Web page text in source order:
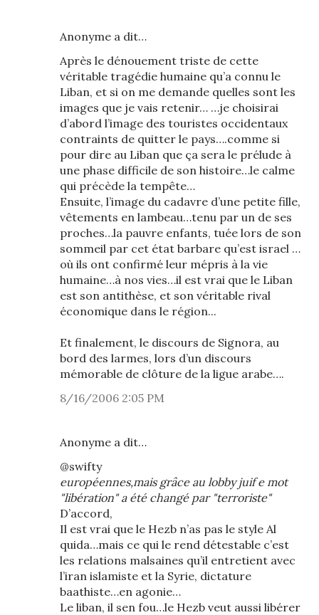
Anonyme a dit…
Après le dénouement triste de cette
véritable tragédie humaine qu’a connu le
Liban, et si on me demande quelles sont les
images que je vais retenir… …je choisirai
d’abord l’image des touristes occidentaux
contraints de quitter le pays….comme si
pour dire au Liban que ça sera le prélude à
une phase difficile de son histoire…le calme
qui précède la tempête…
Ensuite, l’image du cadavre d’une petite fille,
vêtements en lambeau…tenu par un de ses
proches…la pauvre enfants, tuée lors de son
sommeil par cet état barbare qu’est israel …
où ils ont confirmé leur mépris à la vie
humaine…à nos vies…il est vrai que le Liban
est son antithèse, et son véritable rival
économique dans le région...
Et finalement, le discours de Signora, au
bord des larmes, lors d’un discours
mémorable de clôture de la ligue arabe….
8/16/2006 2:05 PM
Anonyme a dit…
@swifty
européennes,mais grâce au lobby juif e mot
"libération" a été changé par "terroriste"
D’accord,
Il est vrai que le Hezb n’as pas le style Al
quida…mais ce qui le rend détestable c’est
les relations malsaines qu’il entretient avec
l’iran islamiste et la Syrie, dictature
baathiste…en agonie…
Le liban, il sen fou…le Hezb veut aussi libérer